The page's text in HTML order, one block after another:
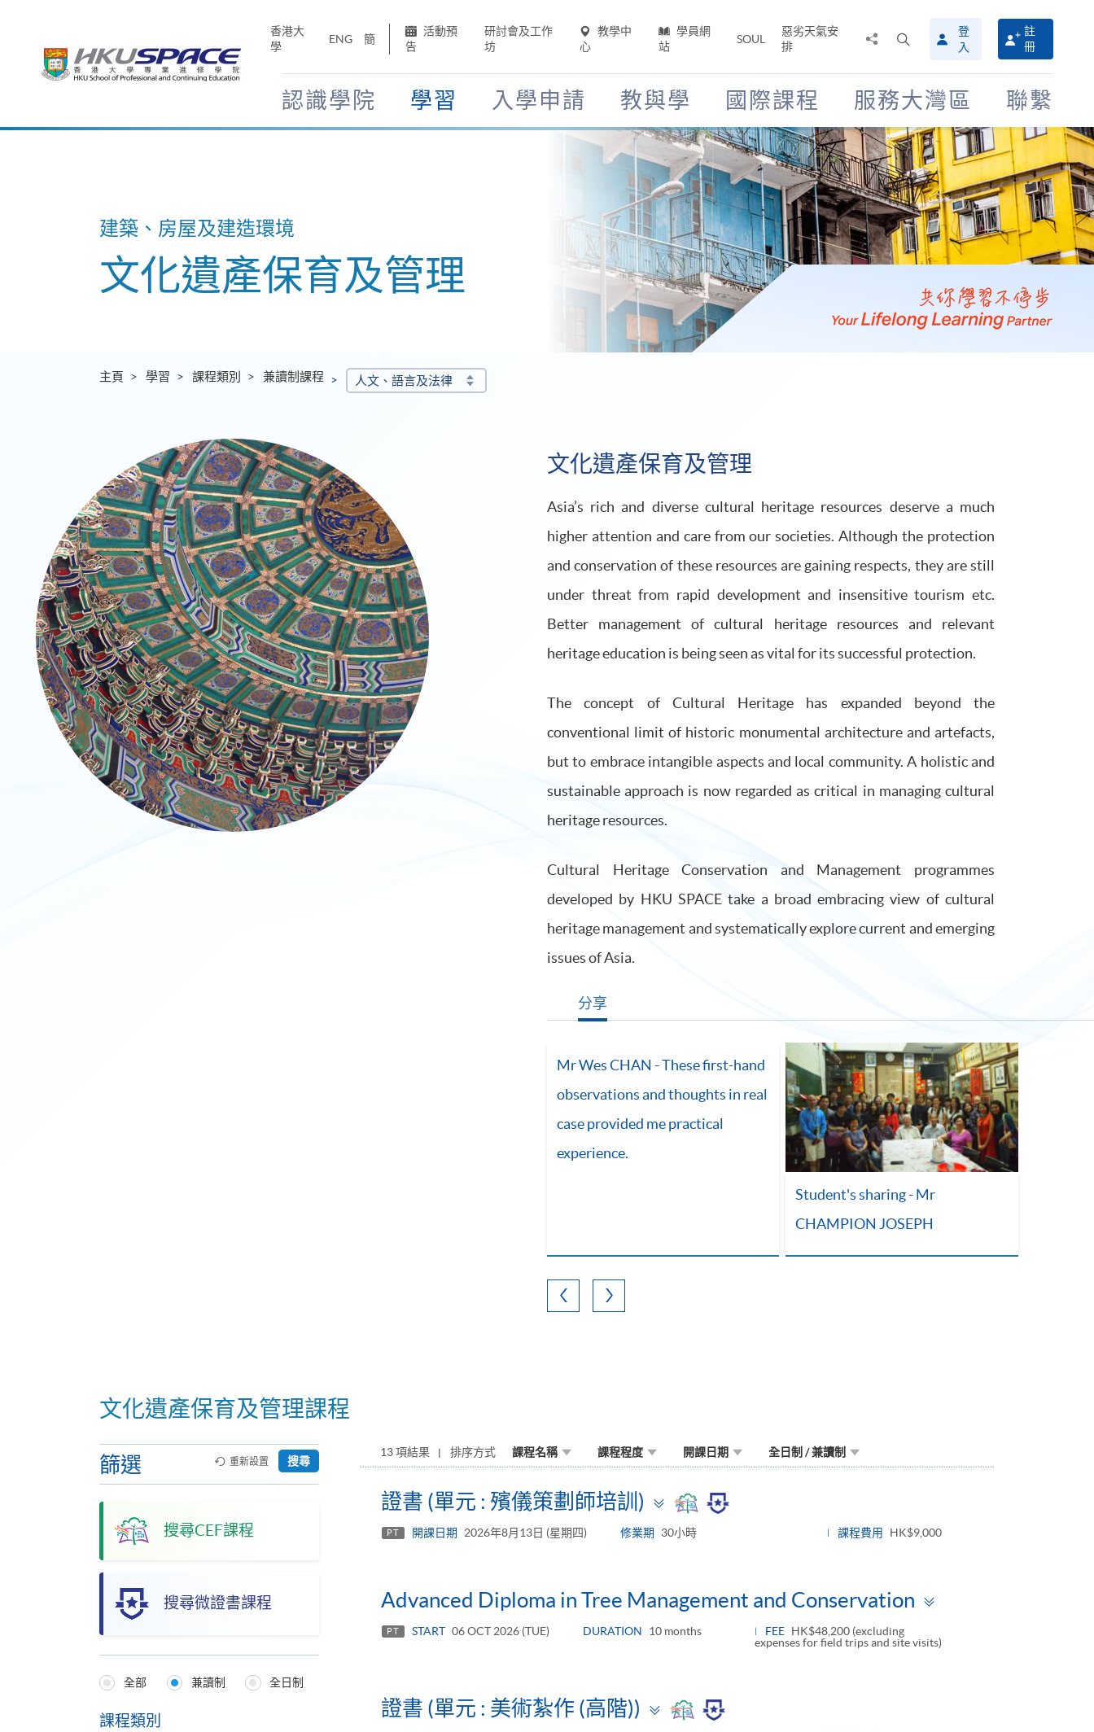
香港大
學
ENG 簡
活動預
告
研討會及工作
坊
教學中
心
學員網
站
SOUL
惡劣天氣安
排
搜
尋
介
面
登
入
註
冊
認識學院 學習 入學申請 教與學 國際課程 服務大灣區 聯繫
Main
建築、房屋及建造環境
文化遺產保育及管理
主頁 學習 課程類別 兼讀制課程 人文、語言及法律
文化遺產保育及管理
Asia’s rich and diverse cultural heritage resources deserve a much
higher attention and care from our societies. Although the protection
and conservation of these resources are gaining respects, they are still
under threat from rapid development and insensitive tourism etc.
Better management of cultural heritage resources and relevant
heritage education is being seen as vital for its successful protection.
The concept of Cultural Heritage has expanded beyond the
conventional limit of historic monumental architecture and artefacts,
but to embrace intangible aspects and local community. A holistic and
sustainable approach is now regarded as critical in managing cultural
heritage resources.
Cultural Heritage Conservation and Management programmes
developed by HKU SPACE take a broad embracing view of cultural
heritage management and systematically explore current and emerging
issues of Asia.
分享
Mr Wes CHAN - These first-hand
observations and thoughts in real
case provided me practical
experience.
Student's sharing - Mr
CHAMPION JOSEPH
文化遺產保育及管理課程
篩選
搜尋CEF課程
搜尋微證書課程
重新設置 搜尋
Programmes
Type
全部 兼讀制 全日制
課程類別
13 項結果 排序方式 課程名稱 課程程度 開課日期 全日制 / 兼讀制
證書 (單元 : 殯儀策劃師培訓)
Toggle
panel
PT 開課日期 2026年8月13日 (星期四) 修業期 30小時 課程費用 HK$9,000
Advanced Diploma in Tree Management and Conservation
PT START 06 OCT 2026 (TUE) DURATION 10 months FEE HK$48,200 (excluding
expenses for field trips and site visits)
證書 (單元 : 美術紮作 (高階))
Toggle